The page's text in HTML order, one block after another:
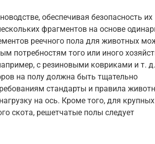
обеспечивая безопасность их
фрагментов на основе
реечного пола для животных
потребностям того или иного
с резиновыми ковриками и т.
на полу должна быть тщательно
стандарты и правила
на ось. Кроме того, для крупных
скота, решетчатые полы следует